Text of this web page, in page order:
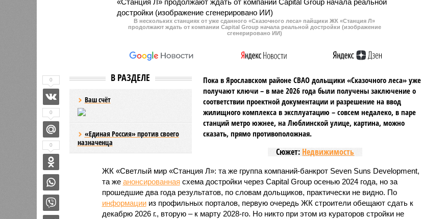
В нескольких станциях от уже сданного «Сказочного леса» пайщики ЖК «Станция Л»
продолжают ждать от компании Capital Group начала реальной достройки (изображение
сгенерировано ИИ)
В РАЗДЕЛЕ
Ваш счёт
«Единая Россия» против своего
назначенца
Пока в Ярославском районе СВАО дольщики «Сказочного леса» уже
получают ключи – в мае 2026 года были получены заключение о
соответствии проектной документации и разрешение на ввод
жилищного комплекса в эксплуатацию – совсем недалеко, в паре
станций метро южнее, на Люблинской улице, картина, можно
сказать, прямо противоположная.
Сюжет: Недвижимость
ЖК «Светлый мир «Станция Л»: та же группа компаний-банкрот Seven Suns Development,
та же анонсированная схема достройки через Capital Group осенью 2024 года, но за
прошедшие два года результатов, по словам дольщиков, практически не видно. По
информациииз профильных порталов, первую очередь ЖК строители обещают сдать к
декабрю 2026 г., вторую – к марту 2028-го. Но никто при этом из кураторов стройки не
0
0
0